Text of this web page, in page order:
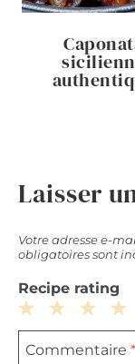
Laisser
Votre adresse e-
obligatoires sont
Recipe rating
4
3
Stars
2
Stars
1
Star
Commentaire *